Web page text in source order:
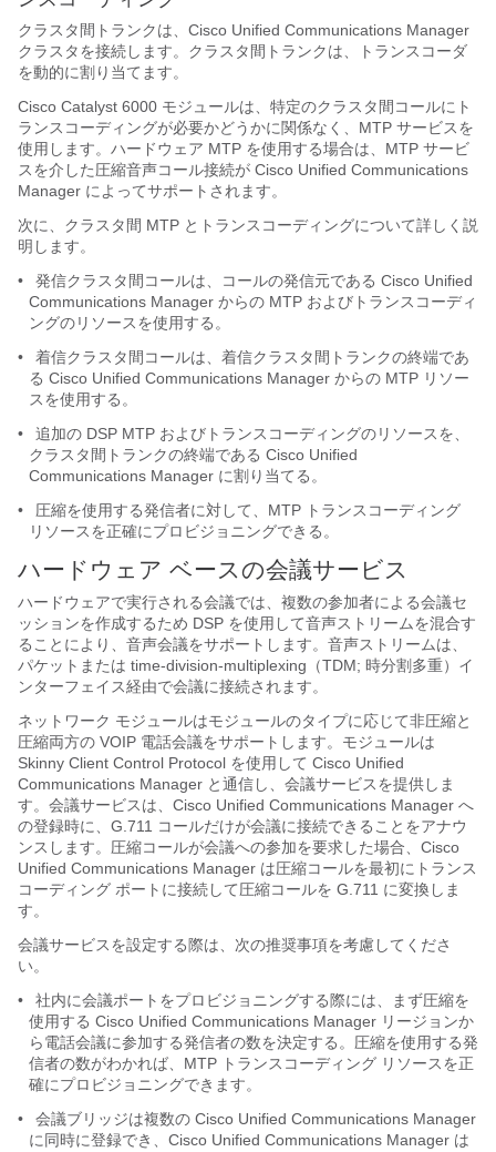
クラスタ間トランクは、Cisco Unified Communications Manager
クラスタを接続します。クラスタ間トランクは、トランスコーダ
を動的に割り当てます。
Cisco Catalyst 6000 モジュールは、特定のクラスタ間コールにト
ランスコーディングが必要かどうかに関係なく、MTP サービスを
使用します。ハードウェア MTP を使用する場合は、MTP サービ
スを介した圧縮音声コール接続が Cisco Unified Communications
Manager によってサポートされます。
次に、クラスタ間 MTP とトランスコーディングについて詳しく説
明します。
•
発信クラスタ間コールは、コールの発信元である Cisco Unified
Communications Manager からの MTP およびトランスコーディ
ングのリソースを使用する。
•
着信クラスタ間コールは、着信クラスタ間トランクの終端であ
る Cisco Unified Communications Manager からの MTP リソー
スを使用する。
•
追加の DSP MTP およびトランスコーディングのリソースを、
クラスタ間トランクの終端である Cisco Unified
Communications Manager に割り当てる。
•
圧縮を使用する発信者に対して、MTP トランスコーディング
リソースを正確にプロビジョニングできる。
ハードウェア ベースの会議サービス
ハードウェアで実行される会議では、複数の参加者による会議セ
ッションを作成するため DSP を使用して音声ストリームを混合す
ることにより、音声会議をサポートします。音声ストリームは、
パケットまたは time-division-multiplexing（TDM; 時分割多重）イ
ンターフェイス経由で会議に接続されます。
ネットワーク モジュールはモジュールのタイプに応じて非圧縮と
圧縮両方の VOIP 電話会議をサポートします。モジュールは
Skinny Client Control Protocol を使用して Cisco Unified
Communications Manager と通信し、会議サービスを提供しま
す。会議サービスは、Cisco Unified Communications Manager へ
の登録時に、G.711 コールだけが会議に接続できることをアナウ
ンスします。圧縮コールが会議への参加を要求した場合、Cisco
Unified Communications Manager は圧縮コールを最初にトランス
コーディング ポートに接続して圧縮コールを G.711 に変換しま
す。
会議サービスを設定する際は、次の推奨事項を考慮してくださ
い。
•
社内に会議ポートをプロビジョニングする際には、まず圧縮を
使用する Cisco Unified Communications Manager リージョンか
ら電話会議に参加する発信者の数を決定する。圧縮を使用する発
信者の数がわかれば、MTP トランスコーディング リソースを正
確にプロビジョニングできます。
•
会議ブリッジは複数の Cisco Unified Communications Manager
に同時に登録でき、Cisco Unified Communications Manager は